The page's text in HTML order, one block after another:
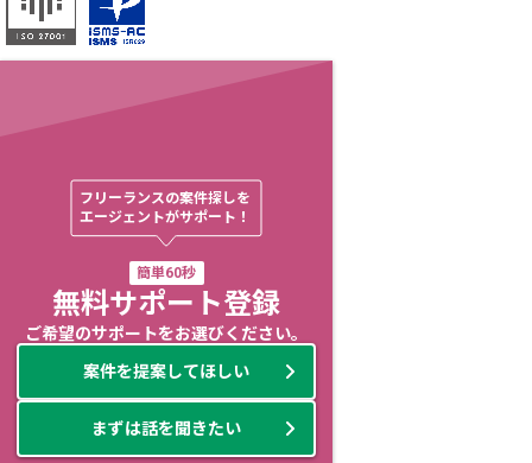
フリーランスの案件探しを
エージェントがサポート！
簡単60秒
無料サポート登録
ご希望のサポートをお選びください。
案件を提案してほしい
まずは話を聞きたい